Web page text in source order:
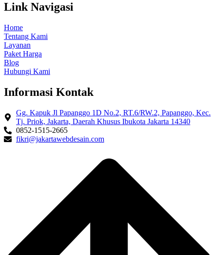
Link Navigasi
Home
Tentang Kami
Layanan
Paket Harga
Blog
Hubungi Kami
Informasi Kontak
Gg. Kapuk Jl Papanggo 1D No.2, RT.6/RW.2, Papanggo, Kec.
Tj. Priok, Jakarta, Daerah Khusus Ibukota Jakarta 14340
0852-1515-2665
fikri@jakartawebdesain.com